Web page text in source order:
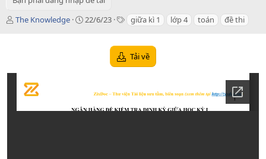
T
ả
The Knowledge
C
22/6/23
T giữa kì 1 lớp 4 toán đề thi
Tải về